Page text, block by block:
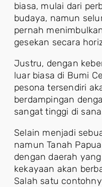
biasa, mulai dari
budaya, namun
pernah
gesekan secara
Justru, dengan
luar biasa di Bumi
pesona tersendiri
berdampingan
sangat tinggi di
Selain menjadi
namun Tanah
dengan daerah
kekayaan akan
Salah satu